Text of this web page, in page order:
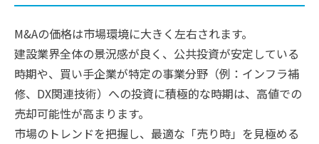
M&Aの価格は市場環境に大きく左右されます。
建設業界全体の景況感が良く、公共投資が安定している
時期や、買い手企業が特定の事業分野（例：インフラ補
修、DX関連技術）への投資に積極的な時期は、高値での
売却可能性が高まります。
市場のトレンドを把握し、最適な「売り時」を見極める